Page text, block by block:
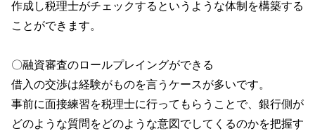
作成し税理士がチェックするというような体制を構築する
ことができます。
〇融資審査のロールプレイングができる
借入の交渉は経験がものを言うケースが多いです。
事前に面接練習を税理士に行ってもらうことで、銀行側が
どのような質問をどのような意図でしてくるのかを把握す